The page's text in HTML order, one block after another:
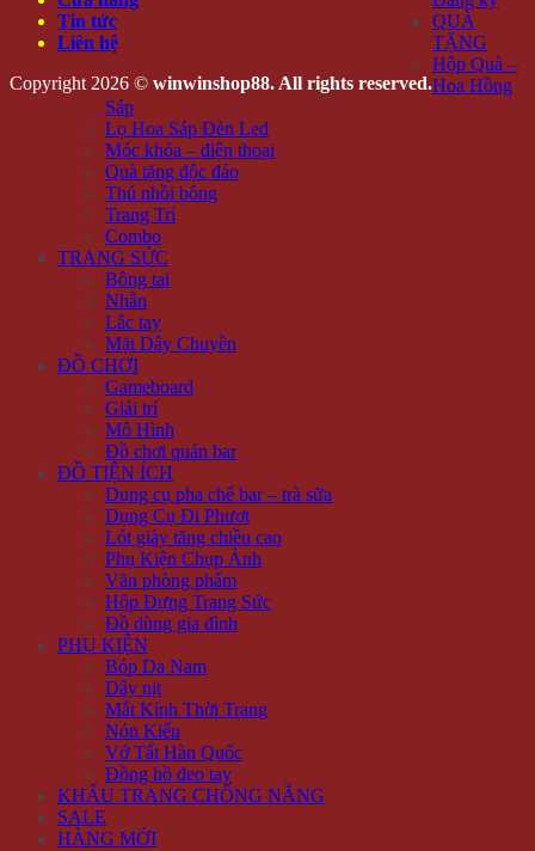
Tin tức
Liên hệ
Copyright 2026 © winwinshop88. All rights reserved.
QUÀ
TẶNG
Hộp Quà –
Hoa Hồng
Sáp
Lọ Hoa Sáp Đèn Led
Móc khóa – điện thoại
Quà tặng độc đáo
Thú nhồi bông
Trang Trí
Combo
TRANG SỨC
Bông tai
Nhẫn
Lắc tay
Mặt Dây Chuyền
ĐỒ CHƠI
Gameboard
Giải trí
Mô Hình
Đồ chơi quán bar
ĐỒ TIỆN ÍCH
Dụng cụ pha chế bar – trà sữa
Dụng Cụ Đi Phượt
Lót giày tăng chiều cao
Phụ Kiện Chụp Ảnh
Văn phòng phẩm
Hộp Đựng Trang Sức
Đồ dùng gia đình
PHỤ KIỆN
Bóp Da Nam
Dây nịt
Mắt Kính Thời Trang
Nón Kiểu
Vớ Tất Hàn Quốc
Đồng hồ đeo tay
KHẨU TRANG CHỐNG NẮNG
SALE
HÀNG MỚI